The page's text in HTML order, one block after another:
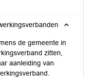
de gemeente in
zitten,
aanleiding van